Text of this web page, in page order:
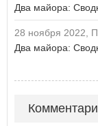
Два майора:
28 ноября 2022,
Два майора: